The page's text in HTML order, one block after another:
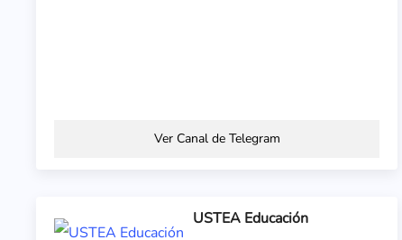
Ver Canal de Telegram
USTEA Educación